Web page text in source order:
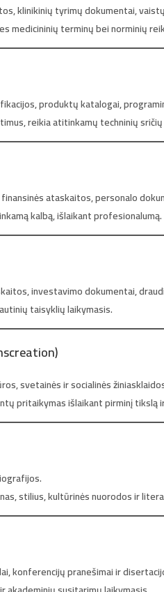
klinikinių tyrimų dokumentai,
medicininių terminų bei norminių
produktų katalogai,
reikia atitinkamų techninių sričių
ataskaitos, personalo
kalbą, išlaikant profesionalumą.
investavimo dokumentai,
taisyklių laikymasis.
svetainės ir socialinės
pritaikymas išlaikant pirminį tikslą
stilius, kultūrinės nuorodos ir
konferencijų pranešimai ir